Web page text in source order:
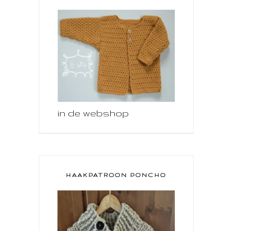
in de webshop
HAAKPATROON PONCHO